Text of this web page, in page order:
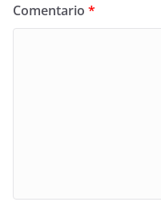
Comentario *